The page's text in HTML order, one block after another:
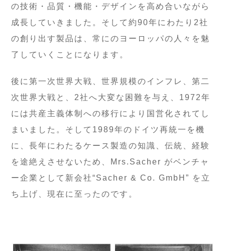
の技術・品質・機能・デザインを高め合いながら
成長していきました。そして約90年にわたり2社
の創り出す製品は、常にのヨーロッパの人々を魅
了していくことになります。
後に第一次世界大戦、世界規模のインフレ、第二
次世界大戦と、2社へ大変な困難を与え、1972年
には共産主義体制への移行により国営化されてし
まいました。そして1989年のドイツ再統一を機
に、長年にわたるケース製造の知識、伝統、経験
を途絶えさせないため、Mrs.Sacher がベンチャ
ー企業として新会社“Sacher & Co. GmbH” を立
ち上げ、現在に至ったのです。